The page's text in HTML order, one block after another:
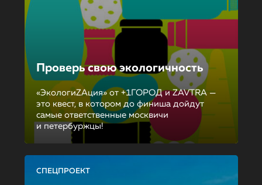
Проверь свою экологичность
«ЭкологиZAция» от +1ГОРОД и ZAVTRA —
это квест, в котором до финиша дойдут
самые ответственные москвичи
и петербуржцы!
СПЕЦПРОЕКТ